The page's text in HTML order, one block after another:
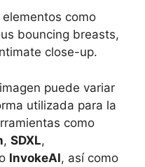
como
bouncing breasts,
close-up.
puede variar
utilizada para la
como
, SDXL,
o InvokeAI, así como